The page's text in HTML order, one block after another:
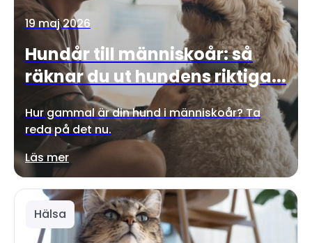
19 maj 2026
Hundår till människoår: så
räknar du ut hundens riktiga...
Hur gammal är din hund i människoår? Ta
reda på det nu.
Läs mer
Hälsa